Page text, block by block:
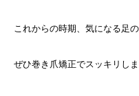
これからの時期、気になる足
ぜひ巻き爪矯正でスッキリし